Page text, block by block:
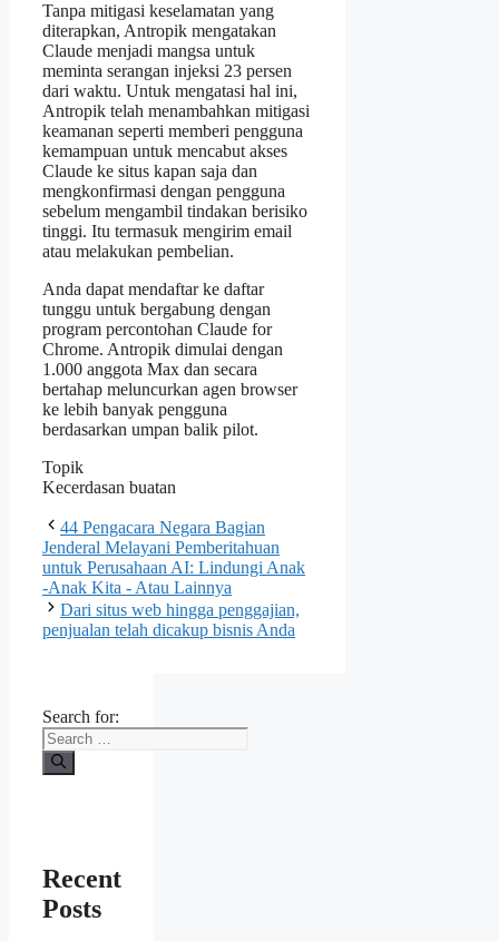
Tanpa mitigasi keselamatan yang
diterapkan, Antropik mengatakan
Claude menjadi mangsa untuk
meminta serangan injeksi 23 persen
dari waktu. Untuk mengatasi hal ini,
Antropik telah menambahkan mitigasi
keamanan seperti memberi pengguna
kemampuan untuk mencabut akses
Claude ke situs kapan saja dan
mengkonfirmasi dengan pengguna
sebelum mengambil tindakan berisiko
tinggi. Itu termasuk mengirim email
atau melakukan pembelian.
Anda dapat mendaftar ke daftar
tunggu untuk bergabung dengan
program percontohan Claude for
Chrome. Antropik dimulai dengan
1.000 anggota Max dan secara
bertahap meluncurkan agen browser
ke lebih banyak pengguna
berdasarkan umpan balik pilot.
Topik
Kecerdasan buatan
44 Pengacara Negara Bagian
Jenderal Melayani Pemberitahuan
untuk Perusahaan AI: Lindungi Anak
-Anak Kita - Atau Lainnya
Dari situs web hingga penggajian,
penjualan telah dicakup bisnis Anda
Search for:
Recent
Posts